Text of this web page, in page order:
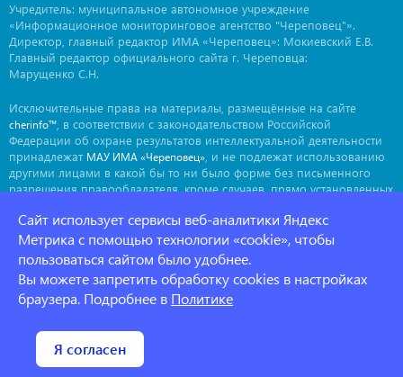
Учредитель: муниципальное автономное учреждение
«Информационное мониторинговое агентство "Череповец"».
Директор, главный редактор ИМА «Череповец»: Мокиевский Е.В.
Главный редактор официального сайта г. Череповца:
Марущенко С.Н.
Исключительные права на материалы, размещённые на сайте
cherinfo™, в соответствии с законодательством Российской
Федерации об охране результатов интеллектуальной деятельности
принадлежат МАУ ИМА «Череповец», и не подлежат использованию
другими лицами в какой бы то ни было форме без письменного
разрешения правообладателя, кроме случаев, прямо установленных
ima@cherinfo.ru. Мнение авторов может не совпадать с мнением
редакции.
При использовании материалов сайтаcherinfo™
является прямая, открытая для индексации гиперссылка на
страницу, с которой материал заимствован. Гиперссылка должна
размещаться непосредственно в тексте, воспроизводящем
оригинальный материал
Политика конфеденциальности
Сайт использует сервисы веб-аналитики Яндекс
Метрика с помощью технологии «cookie», чтобы
пользоваться сайтом было удобнее.
Вы можете запретить обработку cookies в настройках
браузера. Подробнее в Политике